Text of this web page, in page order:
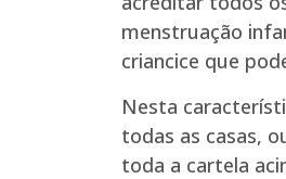
menstruação
criancice que
Nesta
todas as casas,
toda a cartela